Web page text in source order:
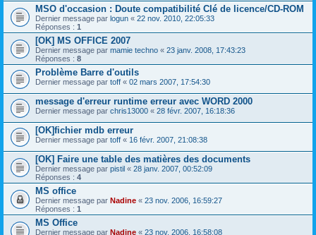
MSO d'occasion : Doute compatibilité Clé de licence/CD-ROM
Dernier message par logun « 22 nov. 2010, 22:05:33
Réponses : 1
[OK] MS OFFICE 2007
Dernier message par mamie techno « 23 janv. 2008, 17:43:23
Réponses : 8
Problème Barre d'outils
Dernier message par toff « 02 mars 2007, 17:54:30
message d'erreur runtime erreur avec WORD 2000
Dernier message par chris13000 « 28 févr. 2007, 16:18:36
[OK]fichier mdb erreur
Dernier message par toff « 16 févr. 2007, 21:08:38
[OK] Faire une table des matières des documents
Dernier message par pistil « 28 janv. 2007, 00:52:09
Réponses : 4
MS office
Dernier message par Nadine « 23 nov. 2006, 16:59:27
Réponses : 1
MS Office
Dernier message par Nadine « 23 nov. 2006, 16:58:08